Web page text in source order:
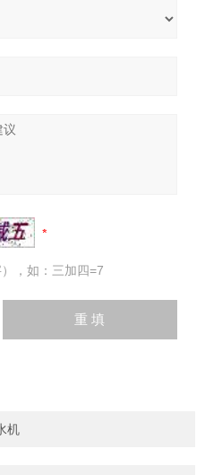
，如：三加四=7
机